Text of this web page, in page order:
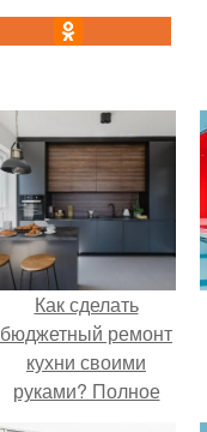
Как сделать
бюджетный ремонт
кухни своими
руками? Полное